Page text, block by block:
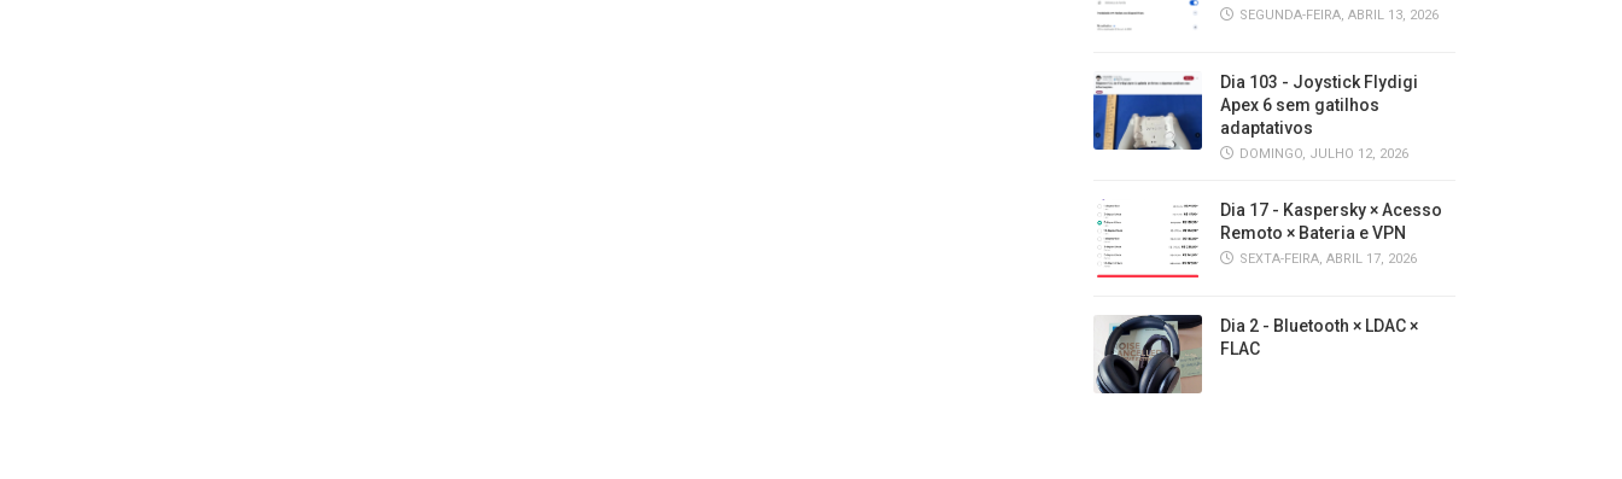
SEGUNDA-FEIRA, ABRIL 13, 2026
Dia 103 - Joystick Flydigi
Apex 6 sem gatilhos
adaptativos
DOMINGO, JULHO 12, 2026
Dia 17 - Kaspersky × Acesso
Remoto × Bateria e VPN
SEXTA-FEIRA, ABRIL 17, 2026
Dia 2 - Bluetooth × LDAC ×
FLAC